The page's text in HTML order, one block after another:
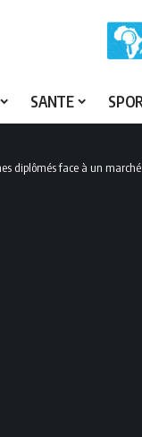
SANTE
diplômés face à un